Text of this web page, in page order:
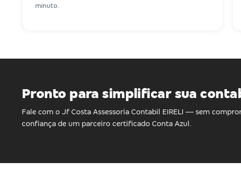
minuto.
Pronto para simplificar sua
Fale com o Jf Costa Assessoria Contabil EIRELI — sem
confiança de um parceiro certificado Conta Azul.